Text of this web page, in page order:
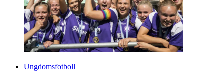
Ungdomsfotboll